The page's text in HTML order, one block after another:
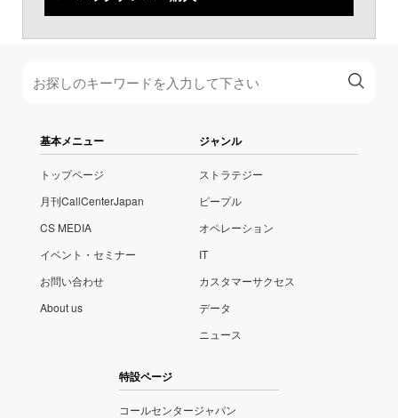
基本メニュー
トップページ
月刊CallCenterJapan
CS MEDIA
イベント・セミナー
お問い合わせ
About us
ジャンル
ストラテジー
ピープル
オペレーション
IT
カスタマーサクセス
データ
ニュース
特設ページ
コールセンタージャパン